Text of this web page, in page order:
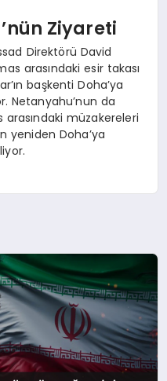
Ziyareti
Direktörü David
arasındaki esir takası
başkenti Doha’ya
Netanyahu’nun da
müzakereleri
yeniden Doha’ya